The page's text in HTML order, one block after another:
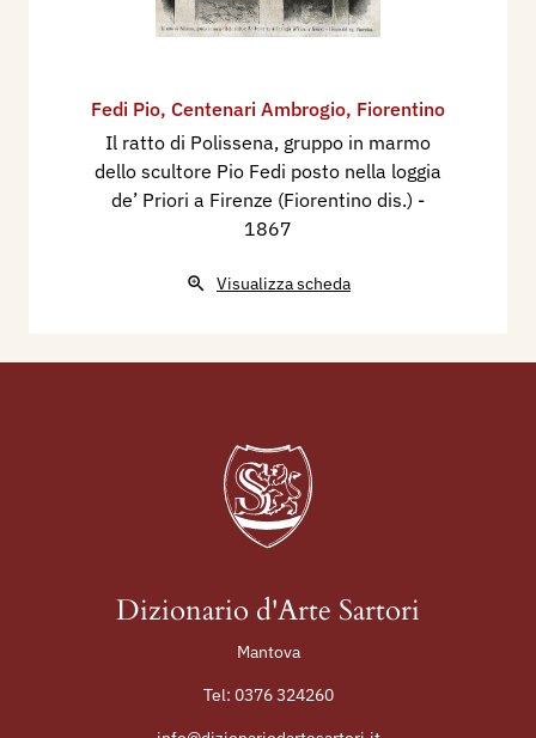
Fedi Pio, Centenari Ambrogio, Fiorentino
Il ratto di Polissena, gruppo in marmo
dello scultore Pio Fedi posto nella loggia
de’ Priori a Firenze (Fiorentino dis.) -
1867
Visualizza scheda
Dizionario d'Arte Sartori
Mantova
Tel: 0376 324260